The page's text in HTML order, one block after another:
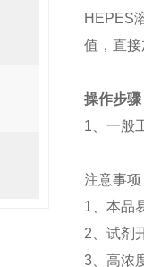
HEPES
值，直
操作步
1、一般
注意事项
1、本品
2、试剂
3、高浓